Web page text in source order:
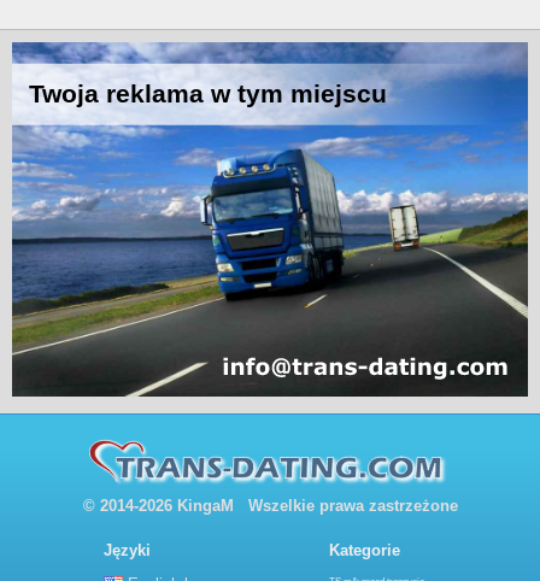
© 2014-2026 KingaM Wszelkie prawa zastrzeżone
Języki
Kategorie